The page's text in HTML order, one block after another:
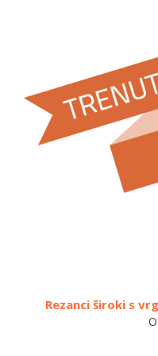
i mrkim trubačima